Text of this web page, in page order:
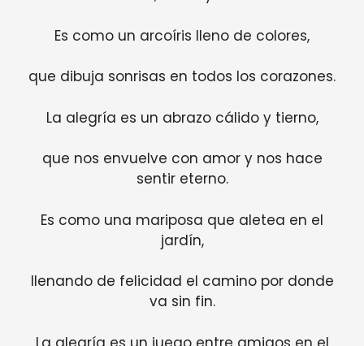
Es como un arcoíris lleno de colores,
que dibuja sonrisas en todos los corazones.
La alegría es un abrazo cálido y tierno,
que nos envuelve con amor y nos hace
sentir eterno.
Es como una mariposa que aletea en el
jardín,
llenando de felicidad el camino por donde
va sin fin.